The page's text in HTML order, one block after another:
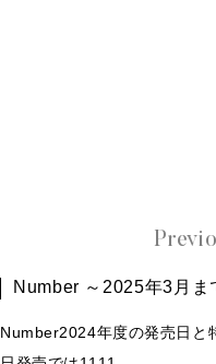
Number ～2025年3月ま
Number2024年度の発売日と